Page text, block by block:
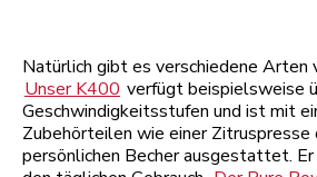
Natürlich gibt es verschiedene Arten
Unser K400 verfügt beispielsweise
Geschwindigkeitsstufen und ist mit
Zubehörteilen wie einer Zitruspresse
persönlichen Becher ausgestattet.